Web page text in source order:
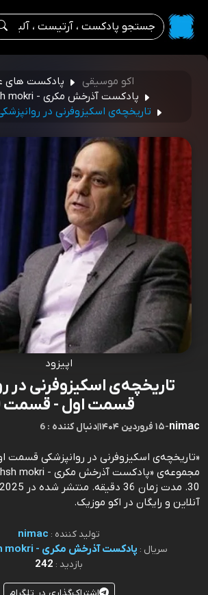
اکو موسیقی
پادکست های
پادکست آذرخش مکری - azarakhsh mokri
تاریخچه‌ی اسکیزوفرنی در
اپیزود
تاریخچه‌ی اسکیزوفرنی در
قسمت اول - قسمت 30
nimac
-۱۵ فروردین ۱۴۰۴ |6 : دنبال کننده
آنلاین و رایگان در اکو موزیک.
تولید کننده : nimac
سریال : پادکست آذرخش مکری - azarakhsh mokri
بازدید : 242